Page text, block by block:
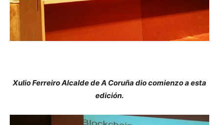
Xulio Ferreiro Alcalde de A Coruña dio comienzo a esta
edición.